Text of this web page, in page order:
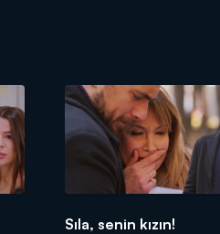
Sıla, senin kızın!